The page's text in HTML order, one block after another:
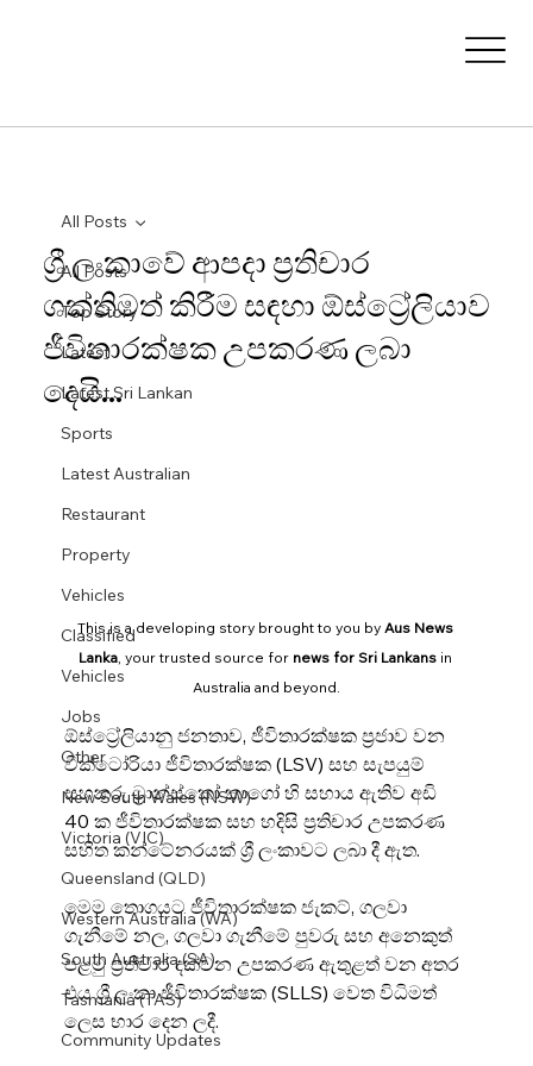
All Posts
Top Story
Latest
Latest Sri Lankan
Sports
Latest Australian
Restaurant
Property
Vehicles
Classified
Vehicles
Jobs
Other
New South Wales (NSW)
Victoria (VIC)
Queensland (QLD)
Western Australia (WA)
South Australia (SA)
Tasmania (TAS)
Community Updates
All Posts
ශ්‍රී ලංකාවේ ආපදා ප්‍රතිචාර
ශක්තිමත් කිරීම සඳහා ඕස්ට්‍රේලියාව
ජීවිතාරක්ෂක උපකරණ ලබා
දෙයි...
This is a developing story brought to you by Aus News
Lanka, your trusted source for news for Sri Lankans in
Australia and beyond.
ඕස්ට්‍රේලියානු ජනතාව, ජීවිතාරක්ෂක ප්‍රජාව වන
වික්ටෝරියා ජීවිතාරක්ෂක (LSV) සහ සැපයුම්
සහකරු ට්‍රාන්ස්කෝ කාගෝ හි සහාය ඇතිව අඩි
40 ක ජීවිතාරක්ෂක සහ හදිසි ප්‍රතිචාර උපකරණ
සහිත කන්ටේනරයක් ශ්‍රී ලංකාවට ලබා දී ඇත.
මෙම තොගයට ජීවිතාරක්ෂක ජැකට්, ගලවා
ගැනීමේ නල, ගලවා ගැනීමේ පුවරු සහ අනෙකුත්
පළමු ප්‍රතිචාර දක්වන උපකරණ ඇතුළත් වන අතර
එය ශ්‍රී ලංකා ජීවිතාරක්ෂක (SLLS) වෙත විධිමත්
ලෙස භාර දෙන ලදී.